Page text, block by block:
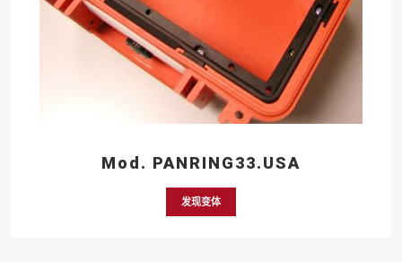
Mod. PANRING33.USA
发现变体